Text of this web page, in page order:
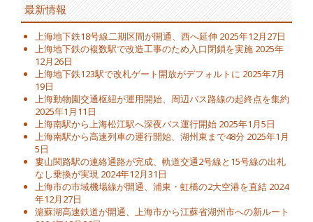
最新情報
上海地下鉄18号線二期区間が開通、西へ延伸 2025年12月27日
上海地下鉄の複数駅で改造工事のため入口閉鎖を実施 2025年
12月26日
上海地下鉄123駅で改札ゲート開放がデフォルトに 2025年7月
19日
上海動物園交通枢紐が運用開始、周辺バス路線の起終点を集約
2025年1月11日
上海南駅から上海松江駅へ深夜バス運行開始 2025年1月5日
上海南駅から高速列車の運行開始、湖州東まで48分 2025年1月
5日
婁山関路駅の連絡通路が完成、軌道交通2号線と15号線の出札
なし乗換が実現 2024年12月31日
上海市の市域機場線が開通、浦東・虹橋の2大空港を直結 2024
年12月27日
滬蘇湖高速鉄道が開通、上海市から江蘇省湖州市への新ルート